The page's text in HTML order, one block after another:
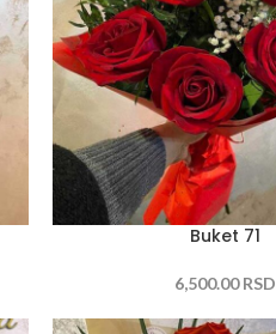
Buket 71
6,500.00RSD